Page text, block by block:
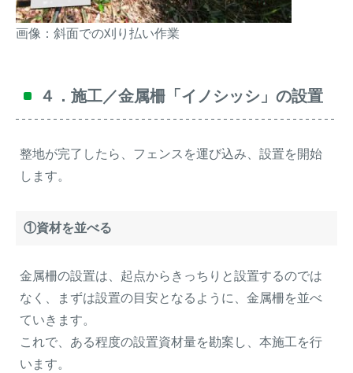
画像：斜面での刈り払い作業
４．施工／金属柵「イノシッシ」の設置
整地が完了したら、フェンスを運び込み、設置を開始
します。
①資材を並べる
金属柵の設置は、起点からきっちりと設置するのでは
なく、まずは設置の目安となるように、金属柵を並べ
ていきます。
これで、ある程度の設置資材量を勘案し、本施工を行
います。